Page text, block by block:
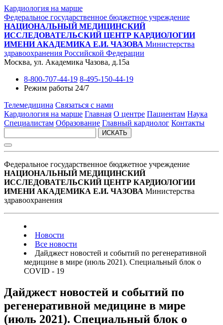
Кардиология на марше
Федеральное государственное бюджетное учреждение
НАЦИОНАЛЬНЫЙ МЕДИЦИНСКИЙ
ИССЛЕДОВАТЕЛЬСКИЙ ЦЕНТР КАРДИОЛОГИИ
ИМЕНИ АКАДЕМИКА Е.И. ЧАЗОВА Министерства
здравоохранения Российской Федерации
Москва, ул. Академика Чазова, д.15а
8-800-707-44-19 8-495-150-44-19
Режим работы 24/7
Телемедицина Связаться с нами
Кардиология на марше Главная О центре Пациентам Наука
Специалистам Образование Главный кардиолог Контакты
ИСКАТЬ
Федеральное государственное бюджетное учреждение
НАЦИОНАЛЬНЫЙ МЕДИЦИНСКИЙ
ИССЛЕДОВАТЕЛЬСКИЙ ЦЕНТР КАРДИОЛОГИИ
ИМЕНИ АКАДЕМИКА Е.И. ЧАЗОВА Министерства
здравоохранения
Новости
Все новости
Дайджест новостей и событий по регенеративной
медицине в мире (июль 2021). Специальный блок о
COVID - 19
Дайджест новостей и событий по
регенеративной медицине в мире
(июль 2021). Специальный блок о